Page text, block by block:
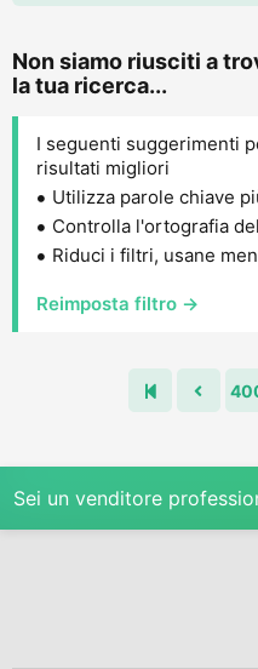
Non siamo riusciti a
la tua ricerca...
I seguenti suggerimenti
risultati migliori
Utilizza parole chiave
Controlla l'ortografia
Riduci i filtri, usane
Reimposta filtro →
Sei un venditore